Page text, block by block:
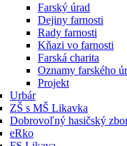
Farský úrad
Dejiny farnosti
Rady farnosti
Kňazi vo farnosti
Farská charita
Oznamy farského
Projekt
Urbár
ZŠ s MŠ Likavka
Dobrovoľný hasičský
eRko